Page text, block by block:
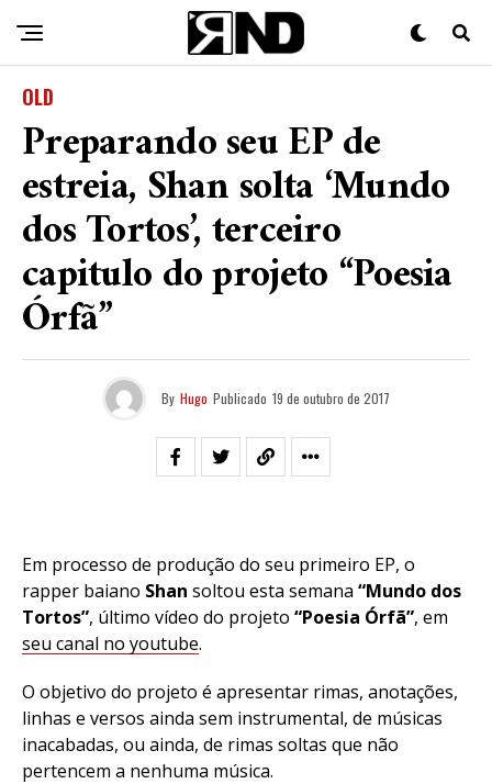
OLD
Preparando seu EP de
estreia, Shan solta ‘Mundo
dos Tortos’, terceiro
capitulo do projeto “Poesia
Órfã”
By Hugo Publicado 19 de outubro de 2017
Em processo de produção do seu primeiro EP, o
rapper baiano Shan soltou esta semana “Mundo dos
Tortos”, último vídeo do projeto “Poesia Órfã”, em
seu canal no youtube.
O objetivo do projeto é apresentar rimas, anotações,
linhas e versos ainda sem instrumental, de músicas
inacabadas, ou ainda, de rimas soltas que não
pertencem a nenhuma música.